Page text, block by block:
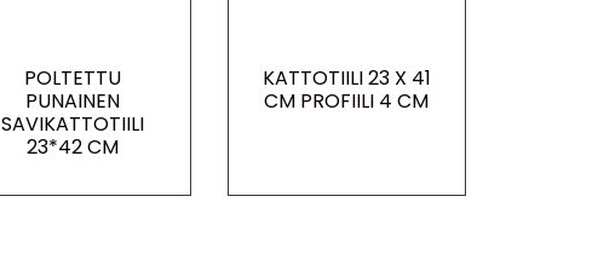
POLTETTU
PUNAINEN
SAVIKATTOTIILI
23*42 CM
KATTOTIILI 23 X 41
CM PROFIILI 4 CM